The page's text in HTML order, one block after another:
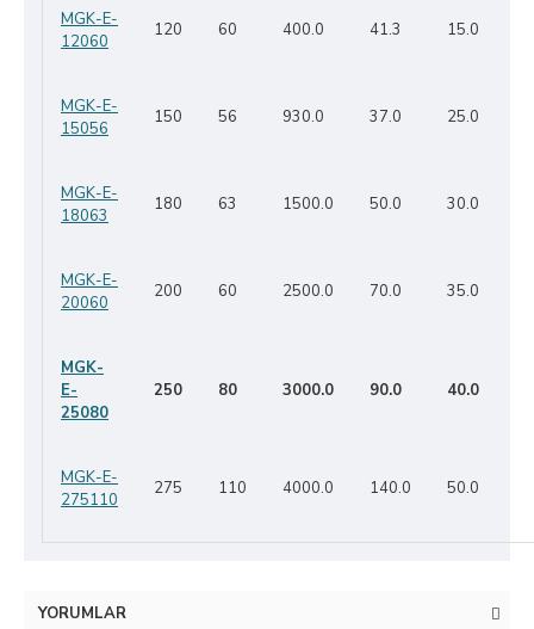
MGK-E-
12060
120 60 400.0 41.3 15.0
MGK-E-
15056
150 56 930.0 37.0 25.0
MGK-E-
18063
180 63 1500.0 50.0 30.0
MGK-E-
20060
200 60 2500.0 70.0 35.0
MGK-
E-
25080
250 80 3000.0 90.0 40.0
MGK-E-
275110
275 110 4000.0 140.0 50.0
YORUMLAR